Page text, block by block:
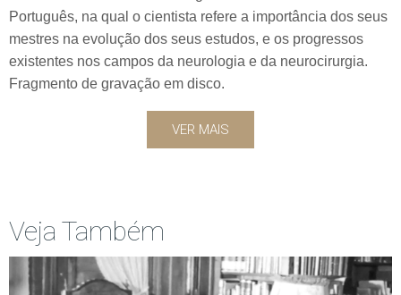
Português, na qual o cientista refere a importância dos seus
mestres na evolução dos seus estudos, e os progressos
existentes nos campos da neurologia e da neurocirurgia.
Fragmento de gravação em disco.
VER MAIS
Veja Também